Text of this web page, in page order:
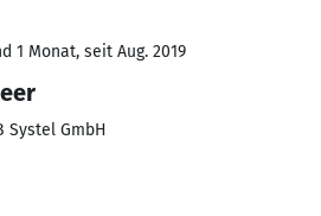
1 Monat, seit Aug. 2019
Systel GmbH